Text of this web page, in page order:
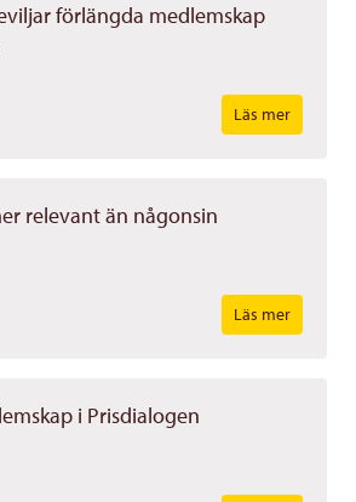
förlängda medlemskap
Läs mer
relevant än någonsin
Läs mer
i Prisdialogen